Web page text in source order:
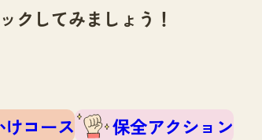
クしてみましょう！
けコース
保全アクション